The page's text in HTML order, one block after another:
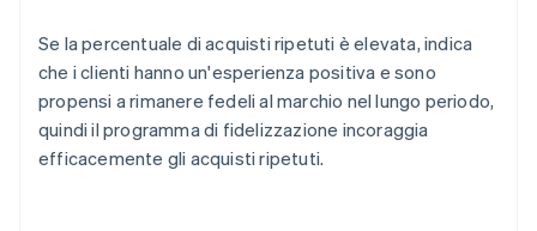
Se la percentuale di acquisti ripetuti è elevata, indica
che i clienti hanno un'esperienza positiva e sono
propensi a rimanere fedeli al marchio nel lungo periodo,
quindi il programma di fidelizzazione incoraggia
efficacemente gli acquisti ripetuti.